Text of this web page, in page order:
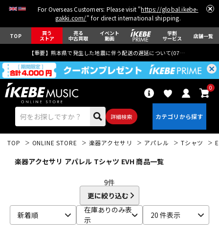
For Overseas Customers: Please visit "https://global.ikebe-
gakki.com/" for direct international shipping.
TOP 買う
ストア
売る
中古買取
イベント
動画
学割
サービス 店舗一覧
【重要】熊本県で発生した地震に伴う配送の遅延について(07月29日
詳細検索
0
TOP ONLINE STORE 楽器アクセサリ アパレル Tシャツ
楽器アクセサリ アパレル Tシャツ EVH 商品一覧
9件
更に絞り込む
新着順
在庫ありのみ表
示
20 件表示